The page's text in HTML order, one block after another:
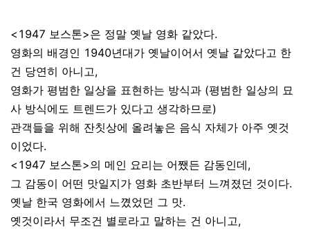
<1947 보스톤>은 정말 옛날 영화 같았다.
영화의 배경인 1940년대가 옛날이어서 옛날 같았다고 한
건 당연히 아니고,
영화가 평범한 일상을 표현하는 방식과 (평범한 일상의 묘
사 방식에도 트렌드가 있다고 생각하므로)
관객들을 위해 잔칫상에 올려놓은 음식 자체가 아주 옛것
이었다.
<1947 보스톤>의 메인 요리는 어쨌든 감동인데,
그 감동이 어떤 맛일지가 영화 초반부터 느껴졌던 것이다.
옛날 한국 영화에서 느꼈었던 그 맛.
옛것이라서 무조건 별로라고 말하는 건 아니고,